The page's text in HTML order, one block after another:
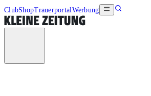
ClubShopTrauerportalWerbung